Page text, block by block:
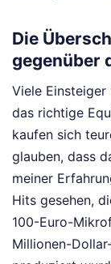
Die
gegenüber
Viele
das richtige
kaufen sich
glauben, dass
meiner
Hits gesehen,
100-Euro-
Millionen-